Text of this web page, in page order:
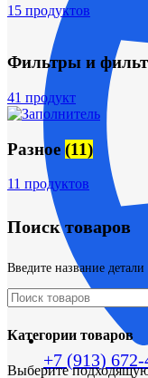
+7 (913)
15 продуктов
Фильтры и
41 продукт
Разное (11)
11 продуктов
Поиск товаров
Введите название детали
Категории товаров
Выберите